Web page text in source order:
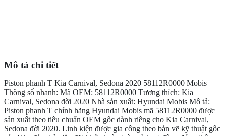
Mô tả chi tiết
Piston phanh T Kia Carnival, Sedona 2020 58112R0000 Mobis
Thông số nhanh: Mã OEM: 58112R0000 Tương thích: Kia
Carnival, Sedona đời 2020 Nhà sản xuất: Hyundai Mobis Mô tả:
Piston phanh T chính hãng Hyundai Mobis mã 58112R0000 được
sản xuất theo tiêu chuẩn OEM gốc dành riêng cho Kia Carnival,
Sedona đời 2020. Linh kiện được gia công theo bản vẽ kỹ thuật gốc